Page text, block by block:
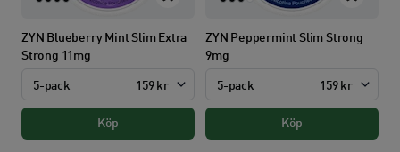
ZYN Blueberry Mint Slim Extra
Strong 11mg
5-pack 159 kr
Köp
ZYN Peppermint Slim Strong
9mg
5-pack 159 kr
Köp